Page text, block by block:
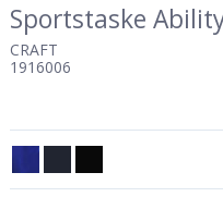
Sportstaske
CRAFT
1916006